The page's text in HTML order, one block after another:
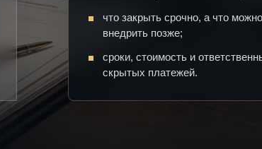
что закрыть срочно, а что можно
внедрить позже;
сроки, стоимость и
скрытых платежей.